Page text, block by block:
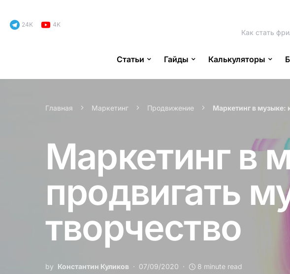
24K 4K
Как стать
Статьи Гайды Калькуляторы
Главная Маркетинг Продвижение Маркетинг в музыке:
Маркетинг в
продвигать
творчество
by Константин Куликов 07/09/2020 8 minute read